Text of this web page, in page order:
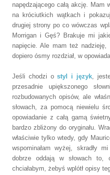
napędzającego całą akcję. Mam
na króciutkich wątkach i
drugiej strony po co wówczas
Morrigan i Gęś? Brakuje mi
napięcie. Ale mam też
dopiero ósmy rozdział, w
Jeśli chodzi o styl i język,
przesadnie upiększonego
rozbudowanych opisów, ale
słowach, za pomocą niewielu
opowiadanie z całą gamą
bardzo zbliżony do oryginału.
właściwie tylko wtedy, gdy
wspominałam wyżej, skradły
dobrze oddają w słowach
chciałabym, żebyś wplótł opisy